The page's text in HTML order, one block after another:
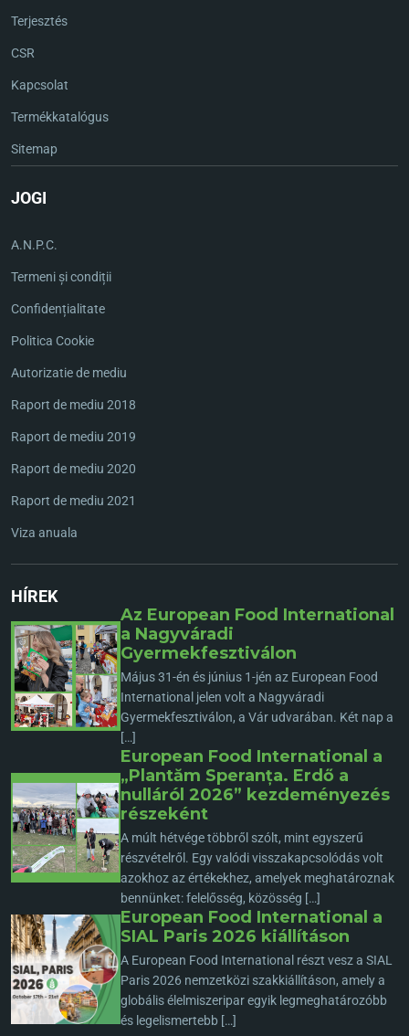
Terjesztés
CSR
Kapcsolat
Termékkatalógus
Sitemap
JOGI
A.N.P.C.
Termeni și condiții
Confidențialitate
Politica Cookie
Autorizatie de mediu
Raport de mediu 2018
Raport de mediu 2019
Raport de mediu 2020
Raport de mediu 2021
Viza anuala
HÍREK
Az European Food International
a Nagyváradi
Gyermekfesztiválon
Május 31-én és június 1-jén az European Food
International jelen volt a Nagyváradi
Gyermekfesztiválon, a Vár udvarában. Két nap a
[…]
European Food International a
„Plantăm Speranța. Erdő a
nulláról 2026” kezdeményezés
részeként
A múlt hétvége többről szólt, mint egyszerű
részvételről. Egy valódi visszakapcsolódás volt
azokhoz az értékekhez, amelyek meghatároznak
bennünket: felelősség, közösség […]
European Food International a
SIAL Paris 2026 kiállításon
A European Food International részt vesz a SIAL
Paris 2026 nemzetközi szakkiállításon, amely a
globális élelmiszeripar egyik legmeghatározóbb
és legelismertebb […]